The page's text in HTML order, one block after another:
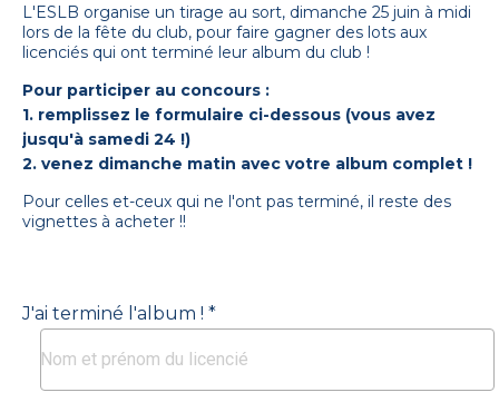
L'ESLB organise un tirage au sort, dimanche 25 juin à midi
lors de la fête du club, pour faire gagner des lots aux
licenciés qui ont terminé leur album du club !
Pour participer au concours :
1. remplissez le formulaire ci-dessous (vous avez
jusqu'à samedi 24 !)
2. venez dimanche matin avec votre album complet !
Pour celles et-ceux qui ne l'ont pas terminé, il reste des
vignettes à acheter !!
J'ai terminé l'album ! *